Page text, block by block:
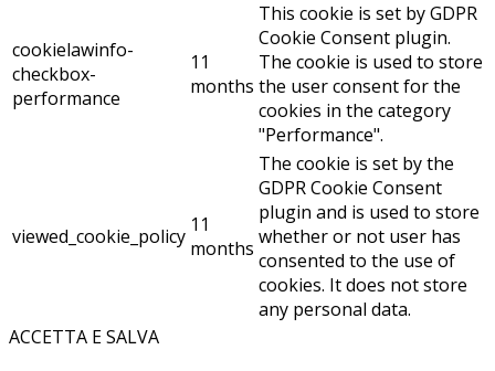
cookielawinfo-
checkbox-
performance
11
months
This cookie is set by GDPR
Cookie Consent plugin.
The cookie is used to store
the user consent for the
cookies in the category
"Performance".
viewed_cookie_policy 11
months
The cookie is set by the
GDPR Cookie Consent
plugin and is used to store
whether or not user has
consented to the use of
cookies. It does not store
any personal data.
ACCETTA E SALVA